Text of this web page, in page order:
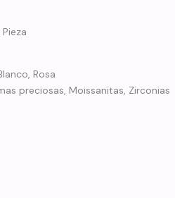
Rosa
preciosas, Moissanitas, Zirconias